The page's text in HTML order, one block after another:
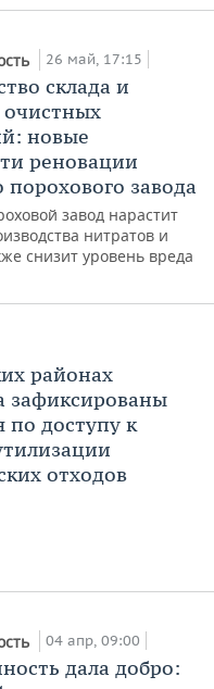
26 май, 17:15
склада и
новые
реновации
порохового завода
завод нарастит
нитратов и
снизит уровень вреда
районах
зафиксированы
доступу к
отходов
04 апр, 09:00
дала добро: